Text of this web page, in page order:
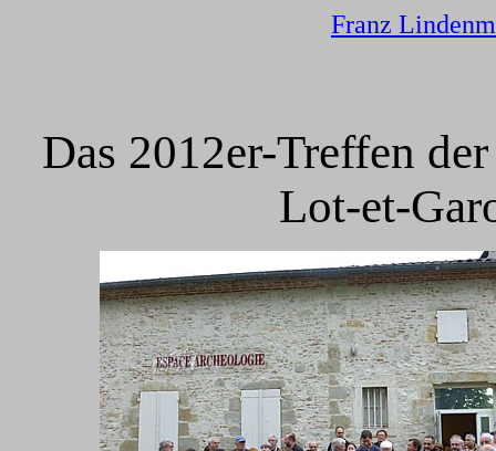
Franz
Das 2012er-Treffen
Lot-et-